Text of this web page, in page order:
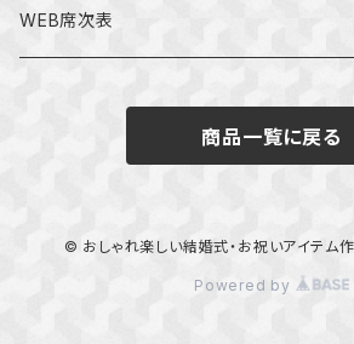
ビンテージ
リーフ
WEB席次表
商品一覧に戻る
© おしゃれ楽しい結婚式・お祝いアイテム
Powered by